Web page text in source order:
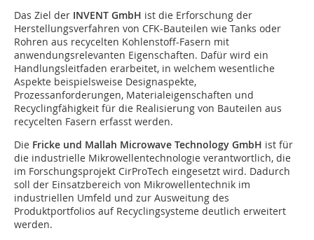
Das Ziel der INVENT GmbH ist die Erforschung der
Herstellungsverfahren von CFK-Bauteilen wie Tanks oder
Rohren aus recycelten Kohlenstoff-Fasern mit
anwendungsrelevanten Eigenschaften. Dafür wird ein
Handlungsleitfaden erarbeitet, in welchem wesentliche
Aspekte beispielsweise Designaspekte,
Prozessanforderungen, Materialeigenschaften und
Recyclingfähigkeit für die Realisierung von Bauteilen aus
recycelten Fasern erfasst werden.
Die Fricke und Mallah Microwave Technology GmbH ist für
die industrielle Mikrowellentechnologie verantwortlich, die
im Forschungsprojekt CirProTech eingesetzt wird. Dadurch
soll der Einsatzbereich von Mikrowellentechnik im
industriellen Umfeld und zur Ausweitung des
Produktportfolios auf Recyclingsysteme deutlich erweitert
werden.